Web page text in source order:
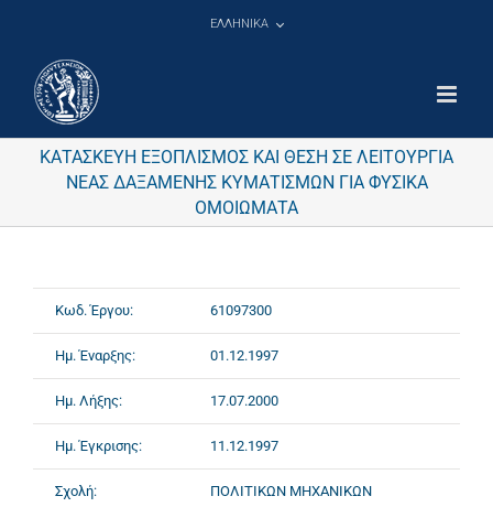
ΕΛΛΗΝΙΚΑ
ΚΑΤΑΣΚΕΥΗ ΕΞΟΠΛΙΣΜΟΣ ΚΑΙ ΘΕΣΗ ΣΕ ΛΕΙΤΟΥΡΓΙΑ
ΝΕΑΣ ΔΑΞΑΜΕΝΗΣ ΚΥΜΑΤΙΣΜΩΝ ΓΙΑ ΦΥΣΙΚΑ
ΟΜΟΙΩΜΑΤΑ
Κωδ. Έργου: 61097300
Ημ. Έναρξης: 01.12.1997
Ημ. Λήξης: 17.07.2000
Ημ. Έγκρισης: 11.12.1997
Σχολή: ΠΟΛΙΤΙΚΩΝ ΜΗΧΑΝΙΚΩΝ